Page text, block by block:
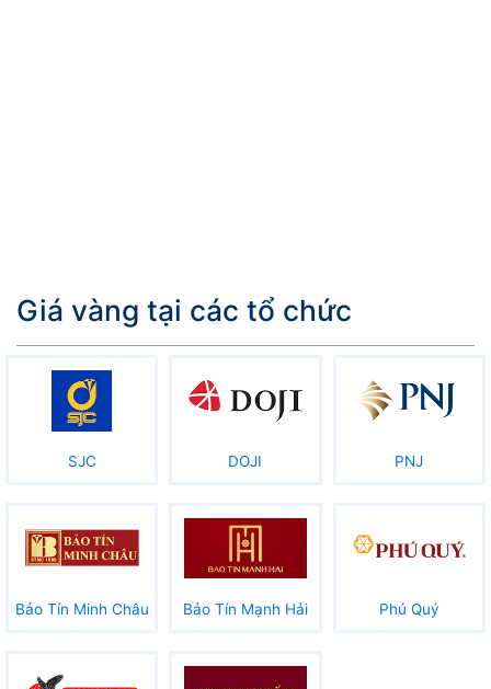
Giá vàng tại các tổ chức
SJC DOJI PNJ
Bảo Tín Minh Châu Bảo Tín Mạnh Hải Phú Quý